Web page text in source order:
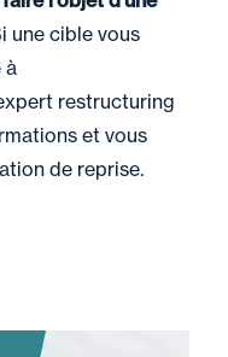
une cible vous
à
restructuring
et vous
de reprise.